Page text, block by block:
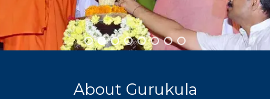
About Gurukula